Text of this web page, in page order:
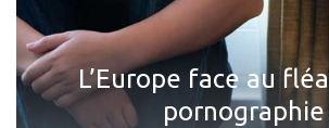
L’Europe face au
pornographie